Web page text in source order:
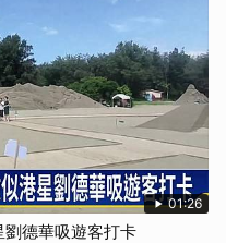
01:26
德華吸遊客打卡